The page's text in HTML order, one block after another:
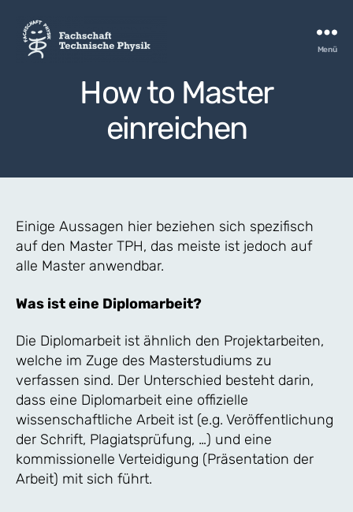
Menü
How to Master
einreichen
Einige Aussagen hier beziehen sich spezifisch
auf den Master TPH, das meiste ist jedoch auf
alle Master anwendbar.
Was ist eine Diplomarbeit?
Die Diplomarbeit ist ähnlich den Projektarbeiten,
welche im Zuge des Masterstudiums zu
verfassen sind. Der Unterschied besteht darin,
dass eine Diplomarbeit eine offizielle
wissenschaftliche Arbeit ist (e.g. Veröffentlichung
der Schrift, Plagiatsprüfung, …) und eine
kommissionelle Verteidigung (Präsentation der
Arbeit) mit sich führt.